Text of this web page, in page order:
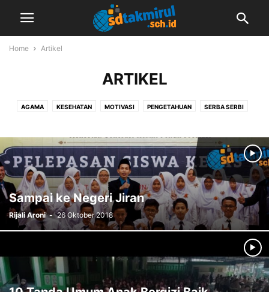
Home Artikel
ARTIKEL
AGAMA KESEHATAN MOTIVASI PENGETAHUAN SERBA SERBI
Sampai ke Negeri Jiran
Rijali Aroni - 26 Oktober 2018